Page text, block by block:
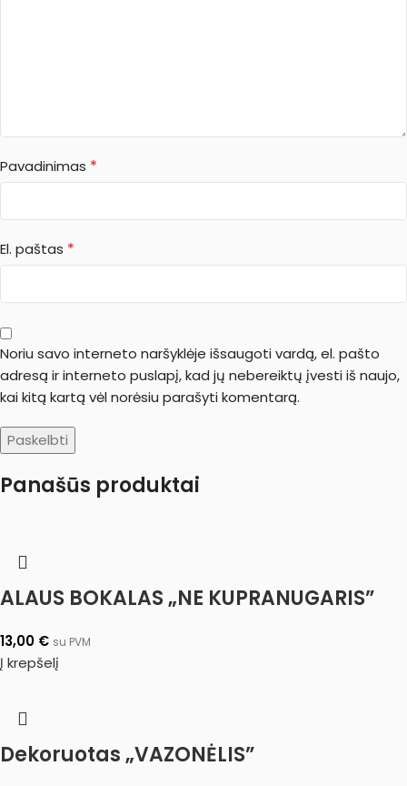
Pavadinimas *
El. paštas *
Noriu savo interneto naršyklėje išsaugoti vardą, el. pašto
adresą ir interneto puslapį, kad jų nebereiktų įvesti iš naujo,
kai kitą kartą vėl norėsiu parašyti komentarą.
Panašūs produktai
ALAUS BOKALAS „NE KUPRANUGARIS”
13,00 € su PVM
Į krepšelį
Dekoruotas „VAZONĖLIS”